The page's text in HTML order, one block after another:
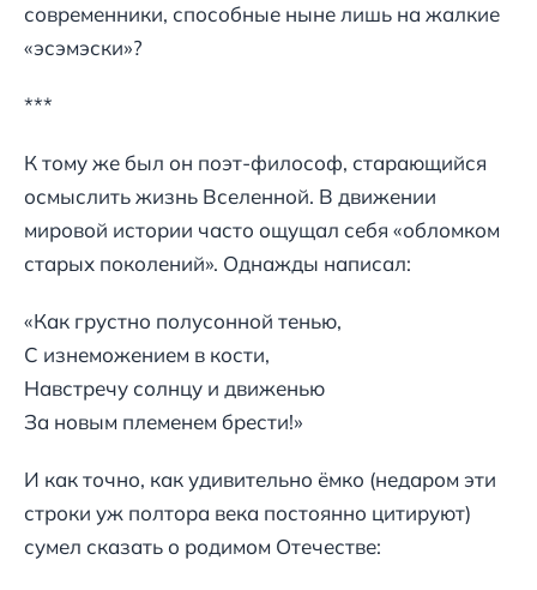
современники, способные ныне лишь на жалкие
«эсэмэски»?
***
К тому же был он поэт-философ, старающийся
осмыслить жизнь Вселенной. В движении
мировой истории часто ощущал себя «обломком
старых поколений». Однажды написал:
«Как грустно полусонной тенью,
С изнеможением в кости,
Навстречу солнцу и движенью
За новым племенем брести!»
И как точно, как удивительно ёмко (недаром эти
строки уж полтора века постоянно цитируют)
сумел сказать о родимом Отечестве: